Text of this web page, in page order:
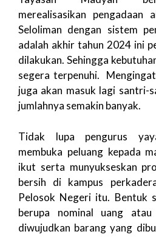
merealisasikan pengadaan
Seloliman dengan sistem
adalah akhir tahun 2024 ini
dilakukan. Sehingga
segera terpenuhi.
juga akan masuk lagi santri-
jumlahnya semakin banyak.
Tidak lupa pengurus
membuka peluang kepada
ikut serta munyukseskan
bersih di kampus
Pelosok Negeri itu. Bentuk
berupa nominal uang
diwujudkan barang yang